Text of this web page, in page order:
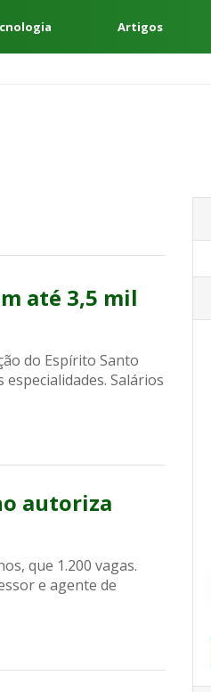
Artigos
até 3,5 mil
do Espírito Santo
Salários
autoriza
que 1.200 vagas.
e agente de